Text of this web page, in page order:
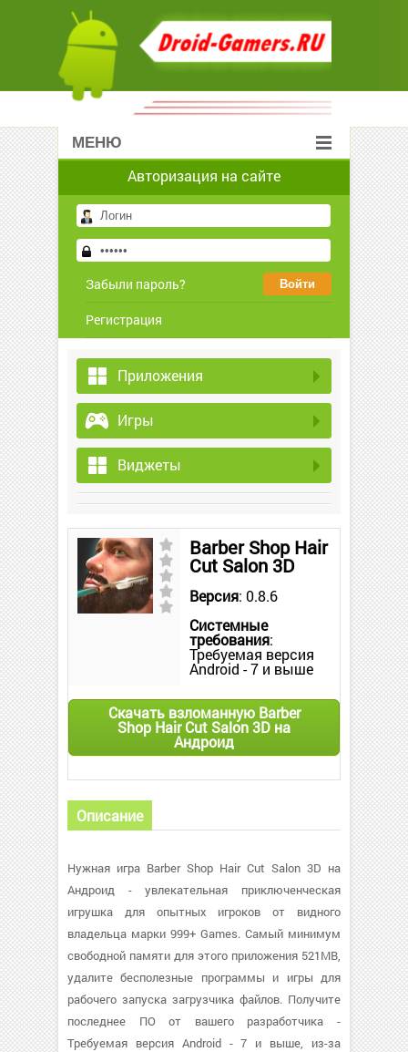
МЕНЮ
Авторизация на сайте
Забыли пароль?
Регистрация
Приложения
Игры
Виджеты
Barber Shop Hair
Cut Salon 3D
Версия: 0.8.6
Системные
требования:
Требуемая версия
Android - 7 и выше
Скачать взломанную Barber
Shop Hair Cut Salon 3D на
Андроид
Описание
Нужная игра Barber Shop Hair Cut Salon 3D на
Андроид - увлекательная приключенческая
игрушка для опытных игроков от видного
владельца марки 999+ Games. Самый минимум
свободной памяти для этого приложения 521MB,
удалите бесполезные программы и игры для
рабочего запуска загрузчика файлов. Получите
последнее ПО от вашего разработчика -
Требуемая версия Android - 7 и выше, из-за